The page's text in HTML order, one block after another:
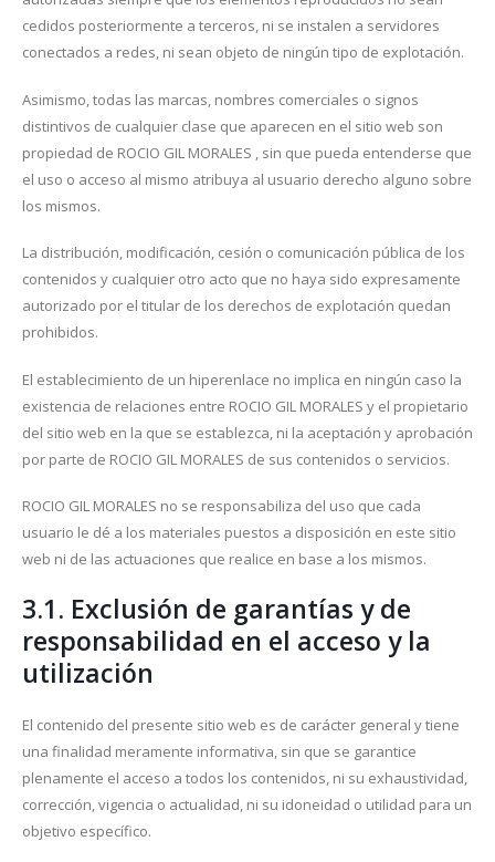
cedidos posteriormente a terceros, ni se instalen a servidores
conectados a redes, ni sean objeto de ningún tipo de explotación.
Asimismo, todas las marcas, nombres comerciales o signos
distintivos de cualquier clase que aparecen en el sitio web son
propiedad de ROCIO GIL MORALES , sin que pueda entenderse que
el uso o acceso al mismo atribuya al usuario derecho alguno sobre
los mismos.
La distribución, modificación, cesión o comunicación pública de los
contenidos y cualquier otro acto que no haya sido expresamente
autorizado por el titular de los derechos de explotación quedan
prohibidos.
El establecimiento de un hiperenlace no implica en ningún caso la
existencia de relaciones entre ROCIO GIL MORALES y el propietario
del sitio web en la que se establezca, ni la aceptación y aprobación
por parte de ROCIO GIL MORALES de sus contenidos o servicios.
ROCIO GIL MORALES no se responsabiliza del uso que cada
usuario le dé a los materiales puestos a disposición en este sitio
web ni de las actuaciones que realice en base a los mismos.
3.1. Exclusión de garantías y de
responsabilidad en el acceso y la
utilización
El contenido del presente sitio web es de carácter general y tiene
una finalidad meramente informativa, sin que se garantice
plenamente el acceso a todos los contenidos, ni su exhaustividad,
corrección, vigencia o actualidad, ni su idoneidad o utilidad para un
objetivo específico.